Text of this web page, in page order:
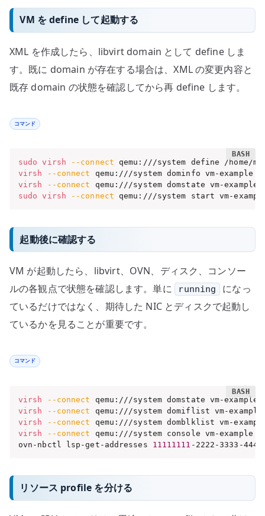
VM を define して起動する
XML を作成したら、libvirt domain として define しま
す。既に domain が存在する場合は、XML の変更内容と
既存 domain の状態を確認してから再 define します。
コマンド
sudo virsh
--connect
virsh
--connect
virsh
--connect
sudo
virsh --connect qemu:///system start vm-
起動後に確認する
VM が起動したら、libvirt、OVN、ディスク、コンソー
ルの各観点で状態を確認します。単に
running
になっ
ているだけではなく、期待した NIC とディスクで起動し
ているかを見ることが重要です。
コマンド
virsh --connect
virsh
--connect
virsh
--connect
virsh
--connect qemu:///system console vm-example
ovn-nbctl lsp-get-addresses 11111111 -2222-3333-
リソース profile を分ける